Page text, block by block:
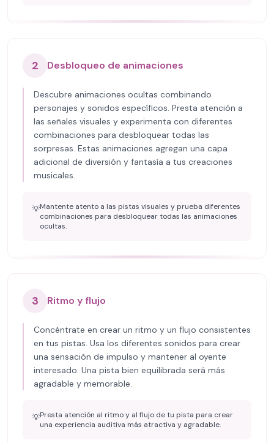
2 Desbloqueo de animaciones
Descubre animaciones ocultas combinando
personajes y sonidos específicos. Presta atención a
las señales visuales y experimenta con diferentes
combinaciones para desbloquear todas las
sorpresas. Estas animaciones agregan una capa
adicional de diversión y fantasía a tus creaciones
musicales.
💡Mantente atento a las pistas visuales y prueba diferentes
combinaciones para desbloquear todas las animaciones
ocultas.
3 Ritmo y flujo
Concéntrate en crear un ritmo y un flujo consistentes
en tus pistas. Usa los diferentes sonidos para crear
una sensación de impulso y mantener al oyente
interesado. Una pista bien equilibrada será más
agradable y memorable.
💡Presta atención al ritmo y al flujo de tu pista para crear
una experiencia auditiva más atractiva y agradable.